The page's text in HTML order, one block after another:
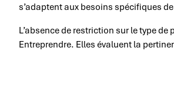
s’adaptent aux besoins spécifiques
L’absence de restriction sur le type
Entreprendre. Elles évaluent la